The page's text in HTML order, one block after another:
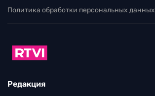
Политика обработки персональных данных
Редакция